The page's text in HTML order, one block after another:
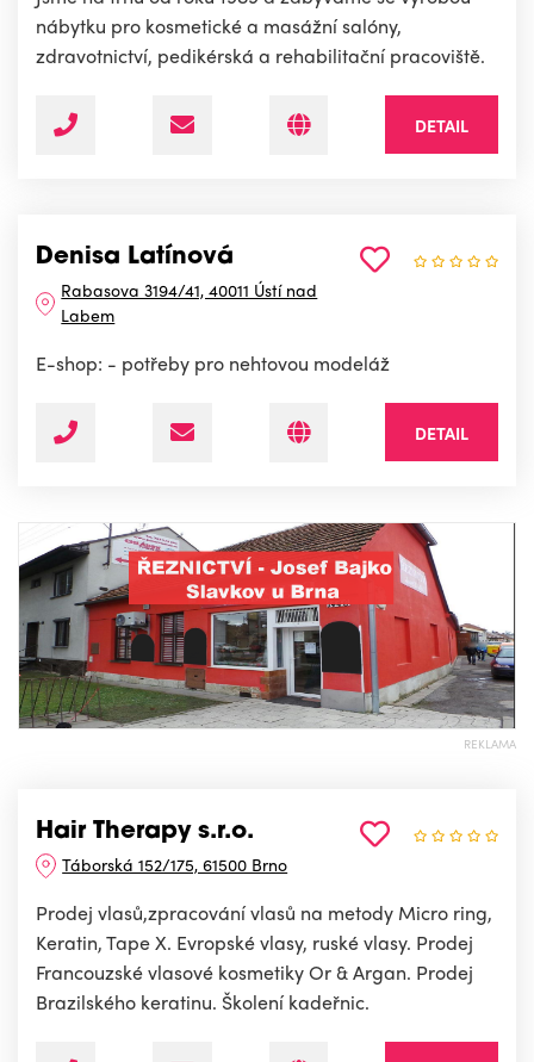
nábytku pro kosmetické a masážní salóny,
zdravotnictví, pedikérská a rehabilitační pracoviště.
DETAIL
Denisa Latínová
Rabasova 3194/41, 40011 Ústí nad
Labem
E-shop: - potřeby pro nehtovou modeláž
DETAIL
REKLAMA
Hair Therapy s.r.o.
Táborská 152/175, 61500 Brno
Prodej vlasů,zpracování vlasů na metody Micro ring,
Keratin, Tape X. Evropské vlasy, ruské vlasy. Prodej
Francouzské vlasové kosmetiky Or & Argan. Prodej
Brazilského keratinu. Školení kadeřnic.